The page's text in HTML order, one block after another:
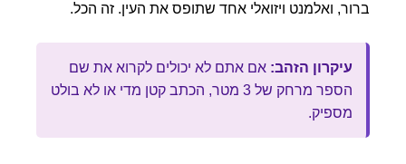
ברור, ואלמנט ויזואלי אחד שתופס את העין. זה הכל.
עיקרון הזהב: אם אתם לא יכולים לקרוא את שם
הספר מרחק של 3 מטר, הכתב קטן מדי או לא בולט
מספיק.